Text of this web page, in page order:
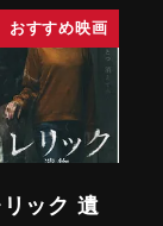
おすすめ映画
ック 遺